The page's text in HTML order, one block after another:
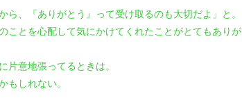
ら、『ありがとう』って受け取るのも大切だよ」と。
ことを心配して気にかけてくれたことがとてもありが
片意地張ってるときは。
もしれない。